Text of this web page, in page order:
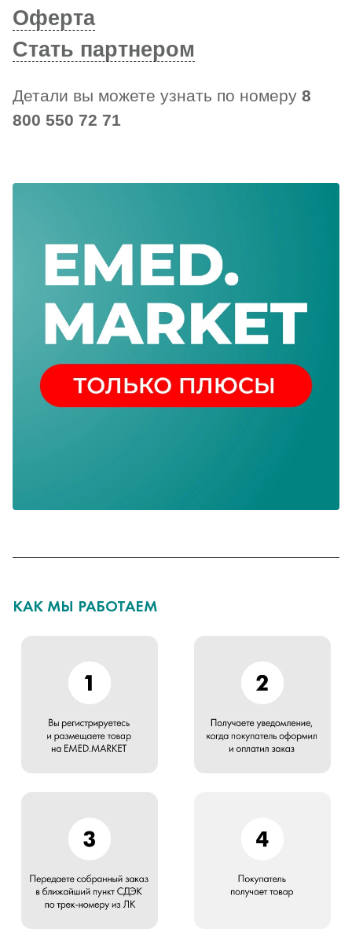
Оферта
Стать партнером
Детали вы можете узнать по номеру 8
800 550 72 71
КАК МЫ РАБОТАЕМ